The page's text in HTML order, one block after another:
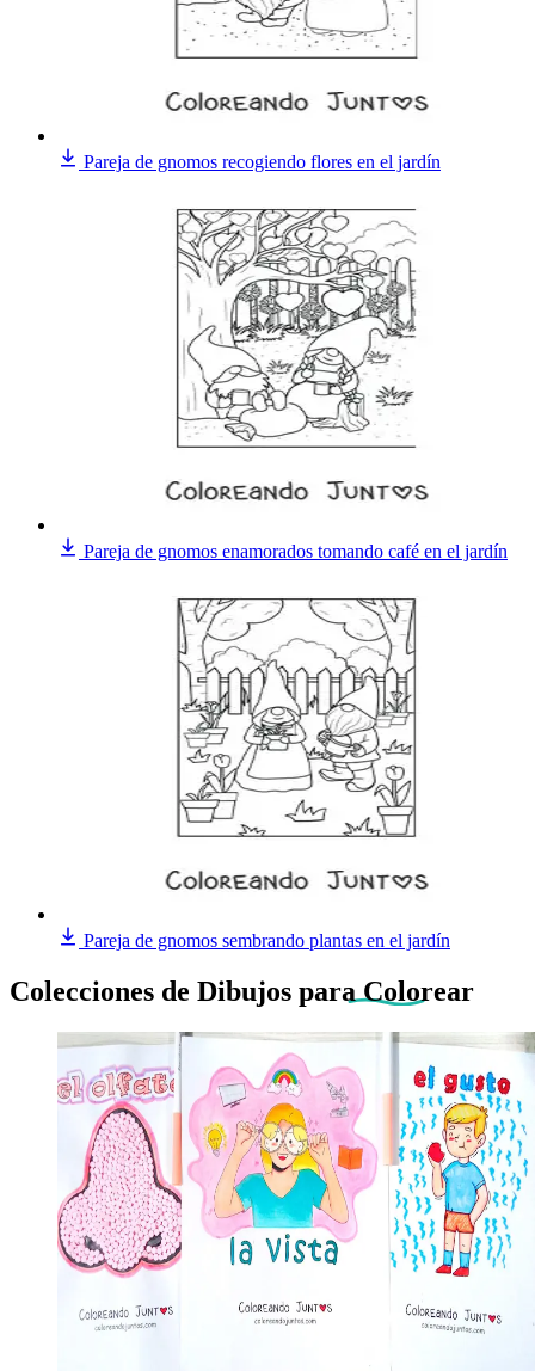
Pareja de gnomos recogiendo flores en el jardín
Pareja de gnomos enamorados tomando café en el jardín
Pareja de gnomos sembrando plantas en el jardín
Colecciones de Dibujos para Colorear